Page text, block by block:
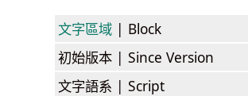
文字區域 | Block
初始版本 | Since Version
文字語系 | Script